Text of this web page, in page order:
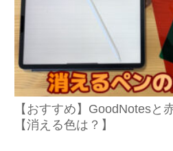
【おすすめ】GoodNotesと
【消える色は？】